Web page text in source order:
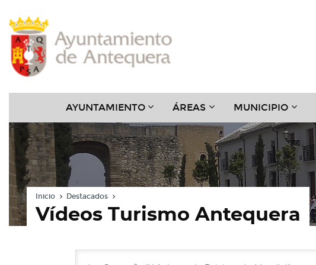
Cabecera
Pie
Menú
AYUNTAMIENTO???
ÁREAS???
MUNICIPIO???
Inicio Destacados
Vídeos Turismo Antequera